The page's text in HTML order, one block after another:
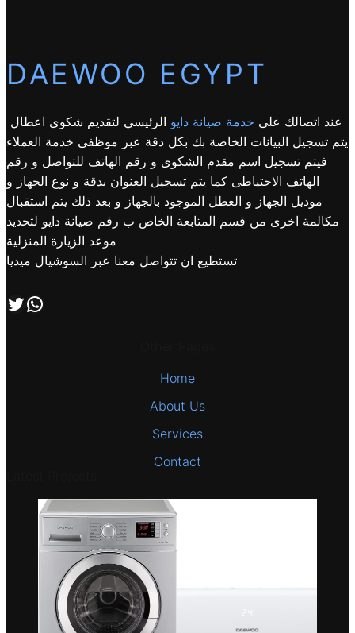
DAEWOO EGYPT
عند اتصالك على خدمة صيانة دايو الرئيسي لتقديم شكوى اعطال
يتم تسجيل البيانات الخاصة بك بكل دقة عبر موظفى خدمة العملاء
فيتم تسجيل اسم مقدم الشكوى و رقم الهاتف للتواصل و رقم
الهاتف الاحتياطى كما يتم تسجيل العنوان بدقة و نوع الجهاز و
موديل الجهاز و العطل الموجود بالجهاز و بعد ذلك يتم استقبال
مكالمة اخرى من قسم المتابعة الخاص ب رقم صيانة دايو لتحديد
موعد الزيارة المنزلية
تستطيع ان تتواصل معنا عبر السوشيال ميديا
تابعنا علي صفحة التويتر اتصل بنا علي طريق الوتساب
Home
About Us
Services
Contact